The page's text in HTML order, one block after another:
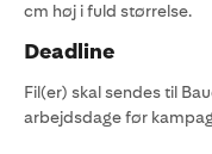
cm høj i fuld størrelse.
Deadline
Fil(er) skal sendes til
arbejdsdage før